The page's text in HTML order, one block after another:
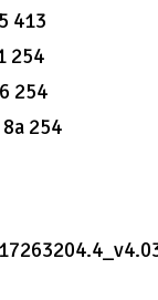
413
254
254
254